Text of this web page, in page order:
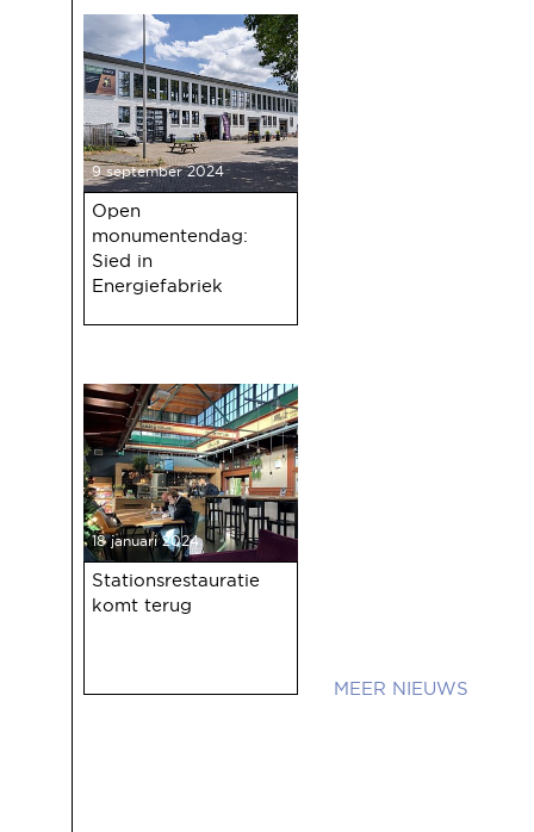
9 september 2024
Open
monumentendag:
Sied in
Energiefabriek
18 januari 2024
Stationsrestauratie
komt terug
NIEUWS